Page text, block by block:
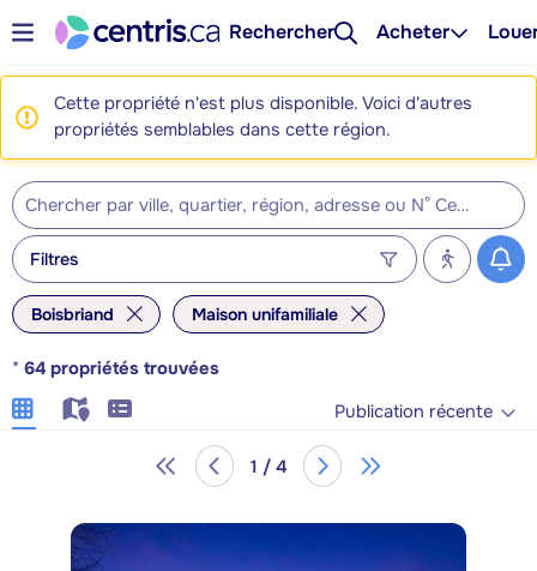
Rechercher Acheter
Cette propriété n'est plus disponible. Voici d'autres
propriétés semblables dans cette région.
Filtres
Boisbriand Maison unifamiliale
* 64 propriétés trouvées
Publication récente
1 / 4